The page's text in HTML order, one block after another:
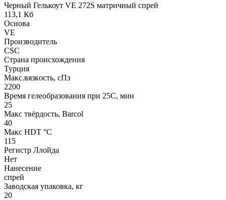
Черный Гелькоут VE 272S матричный спрей
113,1 Кб
Основа
VE
Производитель
CSC
Страна происхождения
Турция
Макс.вязкoсть, сПз
2200
Время гелеобразования при 25С, мин
25
Макс твёрдость, Barcol
40
Макс HDT °С
115
Регистр Ллойда
Нет
Нанесение
спрей
Заводская упаковка, кг
20